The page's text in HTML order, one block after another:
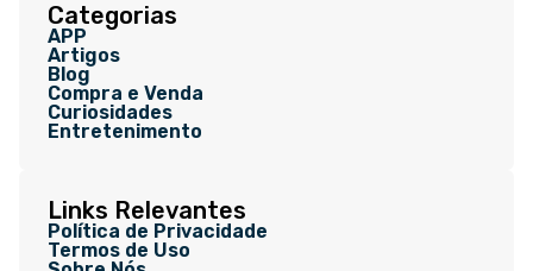
Categorias
APP
Artigos
Blog
Compra e Venda
Curiosidades
Entretenimento
Links Relevantes
Política de Privacidade
Termos de Uso